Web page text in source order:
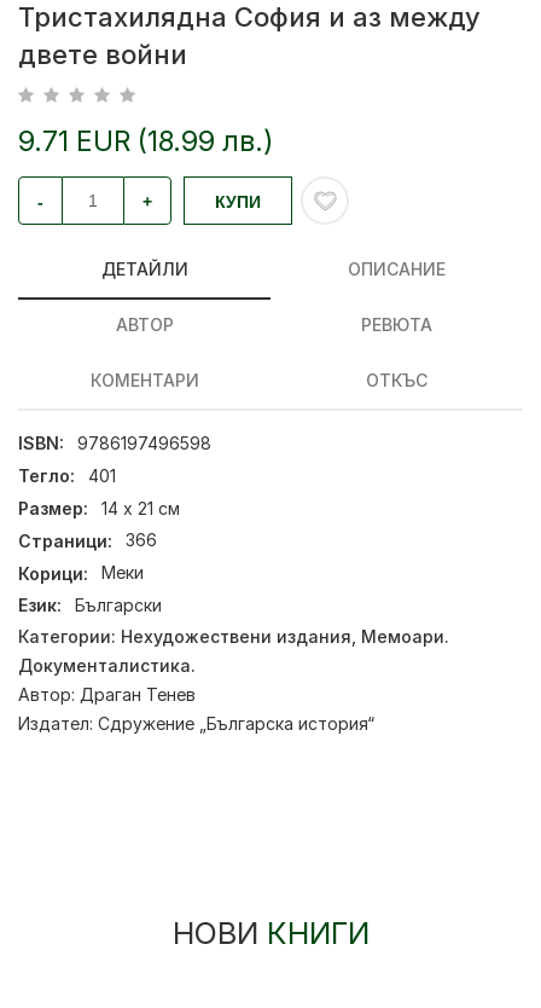
Тристахилядна София и аз между
двете войни
9.71 EUR (18.99 лв.)
- + КУПИ
ДЕТАЙЛИ ОПИСАНИЕ
АВТОР РЕВЮТА
КОМЕНТАРИ ОТКЪС
ISBN:
9786197496598
Тегло:
401
Размер:
14 х 21 см
Страници:
366
Корици:
Меки
Език:
Български
Категории: Нехудожествени издания Мемоари.
Документалистика.
Автор: Драган Тенев
Издател: Сдружение „Българска история“
НОВИ КНИГИ